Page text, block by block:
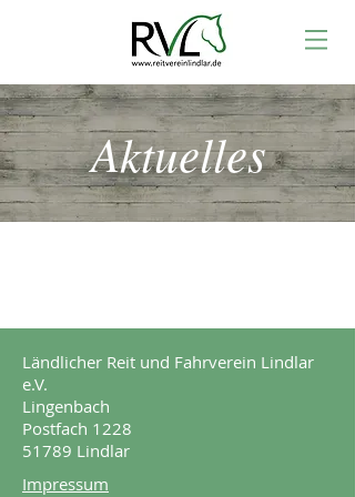
Aktuelles
Ländlicher Reit und Fahrverein Lindlar
e.V.
Lingenbach
Postfach 1228
51789 Lindlar
Impressum